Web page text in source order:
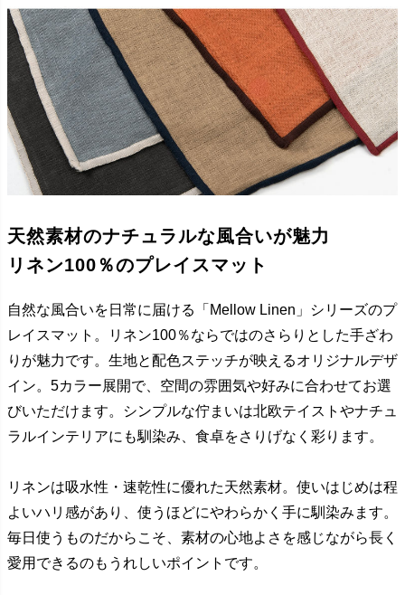
天然素材のナチュラルな風合いが魅力
リネン100％のプレイスマット
自然な風合いを日常に届ける「Mellow Linen」シリーズのプ
レイスマット。リネン100％ならではのさらりとした手ざわ
りが魅力です。生地と配色ステッチが映えるオリジナルデザ
イン。5カラー展開で、空間の雰囲気や好みに合わせてお選
びいただけます。シンプルな佇まいは北欧テイストやナチュ
ラルインテリアにも馴染み、食卓をさりげなく彩ります。
リネンは吸水性・速乾性に優れた天然素材。使いはじめは程
よいハリ感があり、使うほどにやわらかく手に馴染みます。
毎日使うものだからこそ、素材の心地よさを感じながら長く
愛用できるのもうれしいポイントです。